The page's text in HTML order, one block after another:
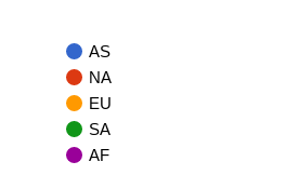
AS
NA
EU
SA
AF